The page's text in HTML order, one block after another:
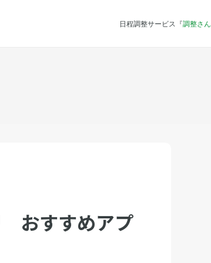
日程調整サービス『調整さん
おすすめアプ